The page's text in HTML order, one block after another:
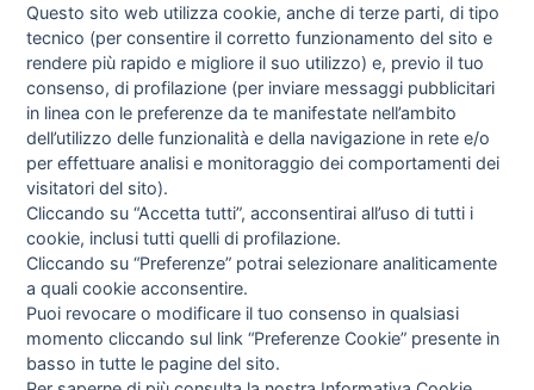
I libri Vedi tutti
Questo sito web utilizza cookie, anche di terze parti, di tipo
tecnico (per consentire il corretto funzionamento del sito e
rendere più rapido e migliore il suo utilizzo) e, previo il tuo
consenso, di profilazione (per inviare messaggi pubblicitari
in linea con le preferenze da te manifestate nell’ambito
dell’utilizzo delle funzionalità e della navigazione in rete e/o
per effettuare analisi e monitoraggio dei comportamenti dei
visitatori del sito).
Cliccando su “Accetta tutti”, acconsentirai all’uso di tutti i
cookie, inclusi tutti quelli di profilazione.
Cliccando su “Preferenze” potrai selezionare analiticamente
a quali cookie acconsentire.
Puoi revocare o modificare il tuo consenso in qualsiasi
momento cliccando sul link “Preferenze Cookie” presente in
basso in tutte le pagine del sito.